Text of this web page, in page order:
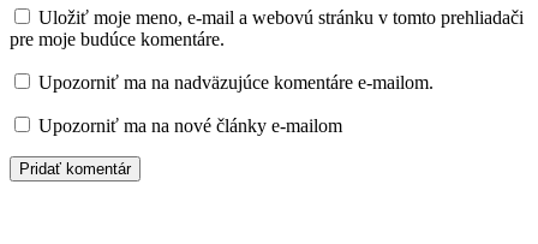
Uložiť moje meno, e-mail a webovú stránku v tomto prehliadači
pre moje budúce komentáre.
Upozorniť ma na nadväzujúce komentáre e-mailom.
Upozorniť ma na nové články e-mailom